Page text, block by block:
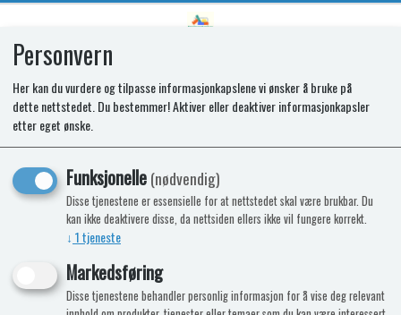
SPARES KIT - HOTPLATE 1KW
145mm
Personvern
Her kan du vurdere og tilpasse informasjonkapslene vi ønsker å bruke på
dette nettstedet. Du bestemmer! Aktiver eller deaktiver informasjonkapsler
etter eget ønske.
Funksjonelle(nødvendig)
Disse tjenestene er essensielle for at nettstedet skal være brukbar. Du
kan ikke deaktivere disse, da nettsiden ellers ikke vil fungere korrekt.
↓ 1tjeneste
Markedsføring
Disse tjenestene behandler personlig informasjon for å vise deg relevant